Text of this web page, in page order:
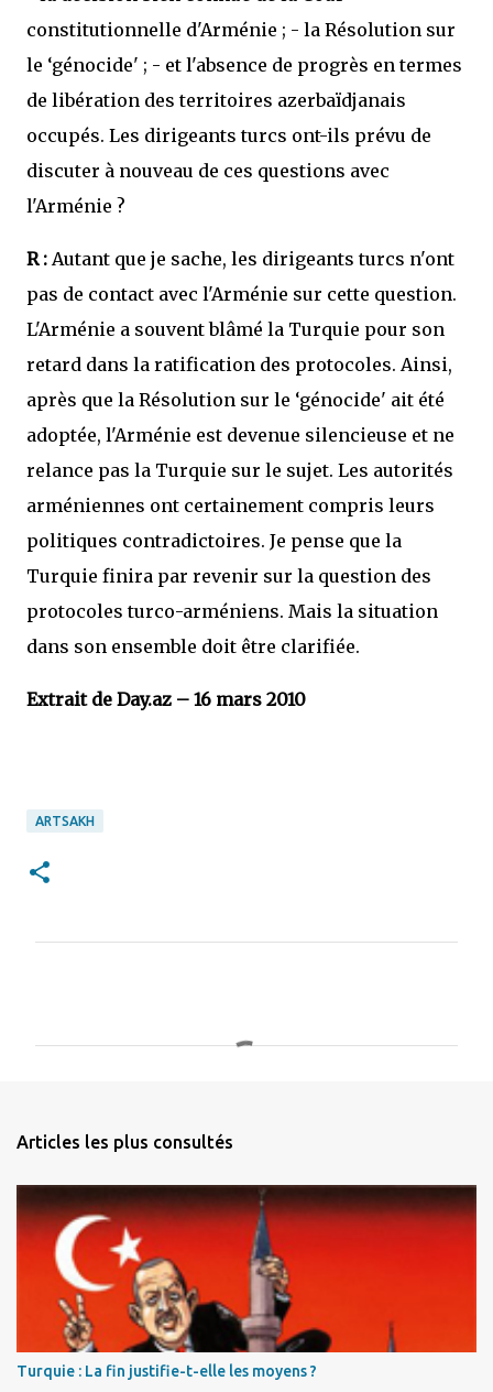
constitutionnelle d'Arménie ; - la Résolution sur
le ‘génocide' ; - et l'absence de progrès en termes
de libération des territoires azerbaïdjanais
occupés. Les dirigeants turcs ont-ils prévu de
discuter à nouveau de ces questions avec
l'Arménie ?
R : Autant que je sache, les dirigeants turcs n'ont
pas de contact avec l'Arménie sur cette question.
L'Arménie a souvent blâmé la Turquie pour son
retard dans la ratification des protocoles. Ainsi,
après que la Résolution sur le ‘génocide' ait été
adoptée, l'Arménie est devenue silencieuse et ne
relance pas la Turquie sur le sujet. Les autorités
arméniennes ont certainement compris leurs
politiques contradictoires. Je pense que la
Turquie finira par revenir sur la question des
protocoles turco-arméniens. Mais la situation
dans son ensemble doit être clarifiée.
Extrait de Day.az – 16 mars 2010
ARTSAKH
n
i
Articles les plus consultés
Turquie : La fin justifie-t-elle les moyens ?